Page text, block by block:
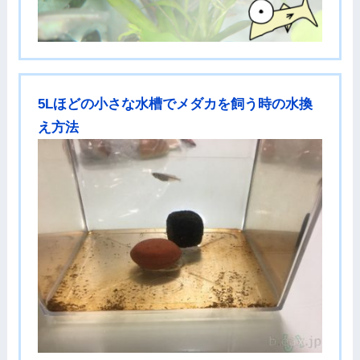
5Lほどの小さな水槽でメダカを飼う時の水換
え方法